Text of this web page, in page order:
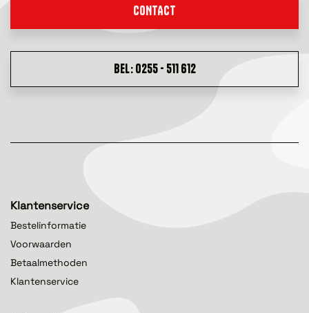
CONTACT
BEL: 0255 - 511 612
Klantenservice
Bestelinformatie
Voorwaarden
Betaalmethoden
Klantenservice